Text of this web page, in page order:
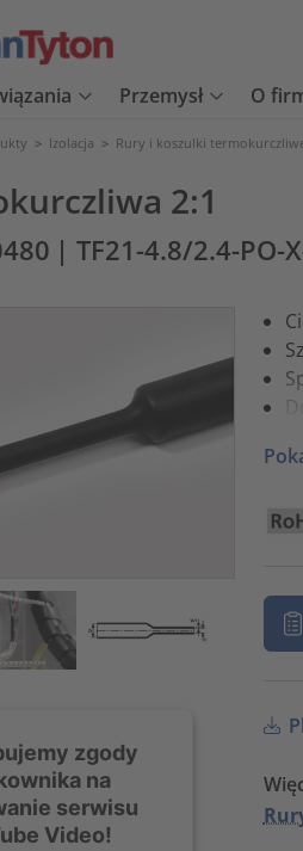
Przemysł O
> Izolacja > Rury i koszulki
2:1
| TF21-4.8/2.4-PO-
zgody
na
serwisu
Video!